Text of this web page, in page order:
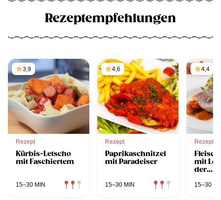
Rezeptempfehlungen
3,9
Rezept
Kürbis-Letscho
mit Faschiertem
15–30 MIN
4,6
Rezept
Paprikaschnitzel
mit Paradeiser
15–30 MIN
4,4
Rezept
mit
der
15–30